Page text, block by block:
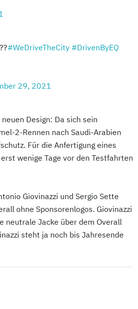
#WeDriveTheCity #DrivenByEQ
29, 2021
Design: Da sich sein
2-Rennen nach Saudi-Arabien
Für die Anfertigung eines
wenige Tage vor den Testfahrten
Giovinazzi und Sergio Sette
ohne Sponsorenlogos. Giovinazzi
neutrale Jacke über dem Overall
steht ja noch bis Jahresende